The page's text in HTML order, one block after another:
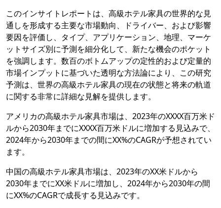
このインサイトレポートは、高級ホテル家具の世界的な見
通しを形成する主要な市場動向、ドライバー、および影響
要因を評価し、タイプ、アプリケーション、地理、マーケ
ットサイズ別に予測を細分化して、新たな機会のポケット
を強調します。数百のボトムアップの定性的および定量的
市場インプットに基づいた透明な方法論により、この研究
予測は、世界の高級ホテル家具の現在の状態と将来の軌道
に関する非常に詳細な見解を提供します。
アメリカの高級ホテル家具市場は、2023年のXXXX百万米ド
ルから2030年までにXXXX百万米ドルに増加する見込みで、
2024年から2030年までの間にXX%のCAGRが予想されてい
ます。
中国の高級ホテル家具市場は、2023年のXX米ドルから
2030年までにXX米ドルに増加し、2024年から2030年の間
にXX%のCAGRで成長する見込みです。